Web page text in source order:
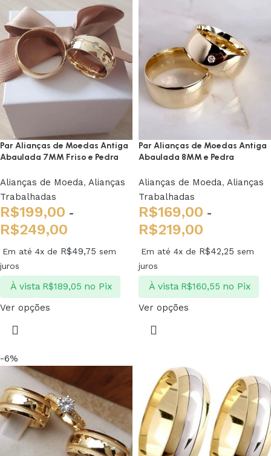
Par Alianças de Moedas Antiga
Abaulada 7MM Friso e Pedra
Alianças de Moeda, Alianças
Trabalhadas
R$199,00 -
R$249,00
Em até 4x de R$49,75 sem
juros
À vista R$189,05 no Pix
Ver opções
Par Alianças de Moedas Antiga
Abaulada 8MM e Pedra
Alianças de Moeda, Alianças
Trabalhadas
R$169,00 -
R$219,00
Em até 4x de R$42,25 sem
juros
À vista R$160,55 no Pix
Ver opções
-6%